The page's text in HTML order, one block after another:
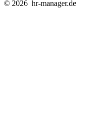
© 2026 hr-manager.de